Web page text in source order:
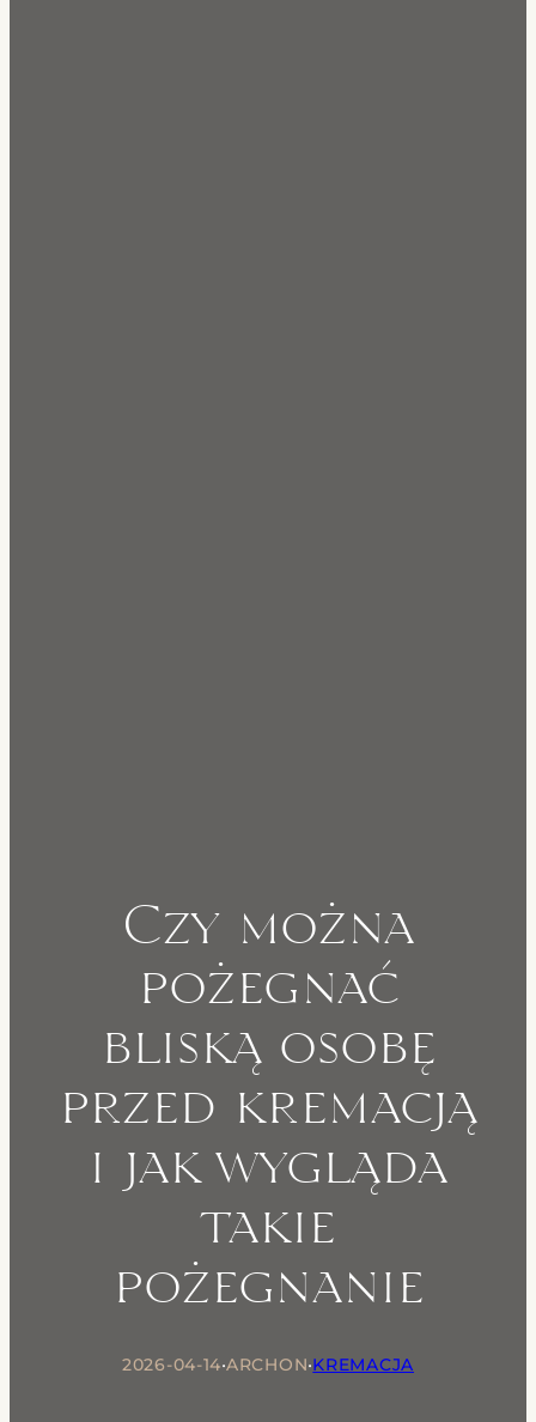
Czy można
pożegnać
bliską osobę
przed kremacją
i jak wygląda
takie
pożegnanie
2026-04-14•ARCHON•KREMACJA